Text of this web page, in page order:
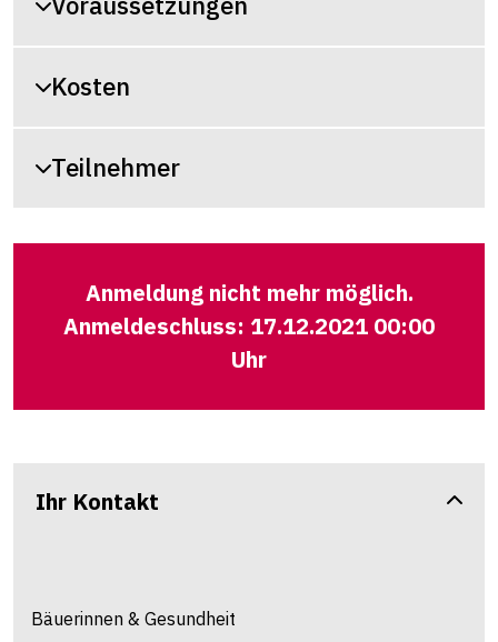
Kosten
Teilnehmer
Anmeldung nicht mehr möglich.
Anmeldeschluss: 17.12.2021 00:00
Uhr
Ihr Kontakt
Bäuerinnen & Gesundheit